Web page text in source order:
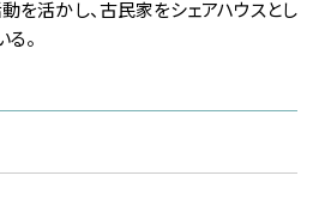
を活かし、古民家をシェアハウスとし
。